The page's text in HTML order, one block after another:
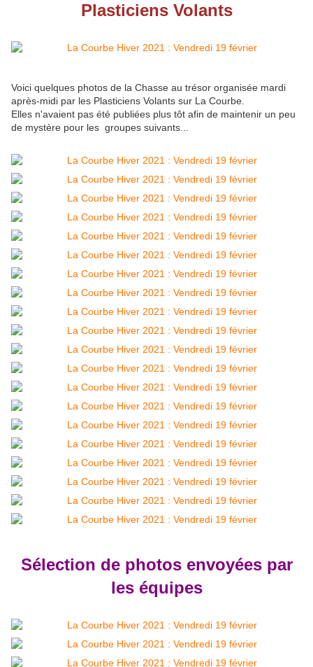
Plasticiens Volants
Voici quelques photos de la Chasse au trésor organisée mardi
après-midi par les Plasticiens Volants sur La Courbe.
Elles n'avaient pas été publiées plus tôt afin de maintenir un peu
de mystère pour les groupes suivants...
Sélection de photos envoyées par
les équipes